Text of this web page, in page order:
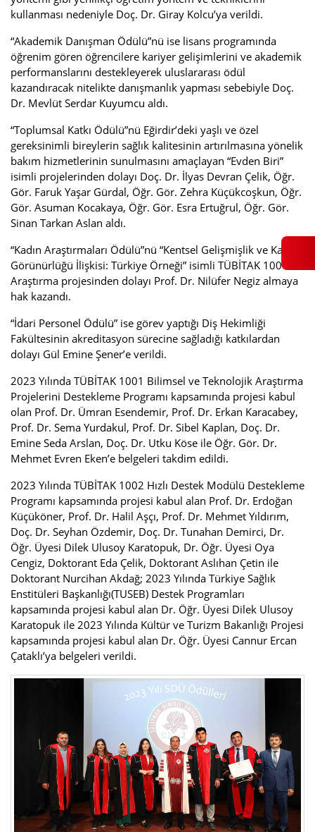
kullanması nedeniyle Doç. Dr. Giray Kolcu’ya verildi.
“Akademik Danışman Ödülü”nü ise lisans programında
öğrenim gören öğrencilere kariyer gelişimlerini ve akademik
performanslarını destekleyerek uluslararası ödül
kazandıracak nitelikte danışmanlık yapması sebebiyle Doç.
Dr. Mevlüt Serdar Kuyumcu aldı.
“Toplumsal Katkı Ödülü”nü Eğirdir’deki yaşlı ve özel
gereksinimli bireylerin sağlık kalitesinin artırılmasına yönelik
bakım hizmetlerinin sunulmasını amaçlayan “Evden Biri”
isimli projelerinden dolayı Doç. Dr. İlyas Devran Çelik, Öğr.
Gör. Faruk Yaşar Gürdal, Öğr. Gör. Zehra Küçükcoşkun, Öğr.
Gör. Asuman Kocakaya, Öğr. Gör. Esra Ertuğrul, Öğr. Gör.
Sinan Tarkan Aslan aldı.
“Kadın Araştırmaları Ödülü”nü “Kentsel Gelişmişlik ve Kadın
Görünürlüğü İlişkisi: Türkiye Örneği” isimli TÜBİTAK 1001
Araştırma projesinden dolayı Prof. Dr. Nilüfer Negiz almaya
hak kazandı.
“İdari Personel Ödülü” ise görev yaptığı Diş Hekimliği
Fakültesinin akreditasyon sürecine sağladığı katkılardan
dolayı Gül Emine Şener’e verildi.
2023 Yılında TÜBİTAK 1001 Bilimsel ve Teknolojik Araştırma
Projelerini Destekleme Programı kapsamında projesi kabul
olan Prof. Dr. Ümran Esendemir, Prof. Dr. Erkan Karacabey,
Prof. Dr. Sema Yurdakul, Prof. Dr. Sibel Kaplan, Doç. Dr.
Emine Seda Arslan, Doç. Dr. Utku Köse ile Öğr. Gör. Dr.
Mehmet Evren Eken’e belgeleri takdim edildi.
2023 Yılında TÜBİTAK 1002 Hızlı Destek Modülü Destekleme
Programı kapsamında projesi kabul alan Prof. Dr. Erdoğan
Küçüköner, Prof. Dr. Halil Aşçı, Prof. Dr. Mehmet Yıldırım,
Doç. Dr. Seyhan Özdemir, Doç. Dr. Tunahan Demirci, Dr.
Öğr. Üyesi Dilek Ulusoy Karatopuk, Dr. Öğr. Üyesi Oya
Cengiz, Doktorant Eda Çelik, Doktorant Aslıhan Çetin ile
Doktorant Nurcihan Akdağ; 2023 Yılında Türkiye Sağlık
Enstitüleri Başkanlığı(TUSEB) Destek Programları
kapsamında projesi kabul alan Dr. Öğr. Üyesi Dilek Ulusoy
Karatopuk ile 2023 Yılında Kültür ve Turizm Bakanlığı Projesi
kapsamında projesi kabul alan Dr. Öğr. Üyesi Cannur Ercan
Çataklı’ya belgeleri verildi.